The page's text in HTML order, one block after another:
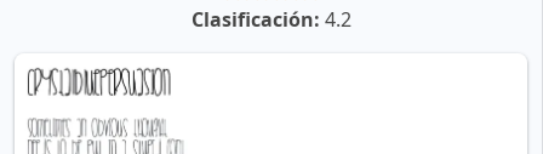
Clasificación: 4.2